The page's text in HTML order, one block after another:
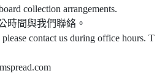
collection arrangements.
時間與我們聯絡。
contact us during office hours. T